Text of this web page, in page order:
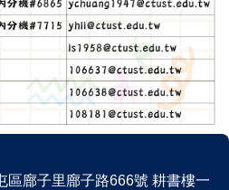
區廍子里廍子路666號 耕書樓一